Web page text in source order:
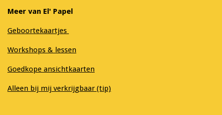
Meer van El' Papel
Geboortekaartjes
Workshops & lessen
Goedkope ansichtkaarten
Alleen bij mij verkrijgbaar (tip)